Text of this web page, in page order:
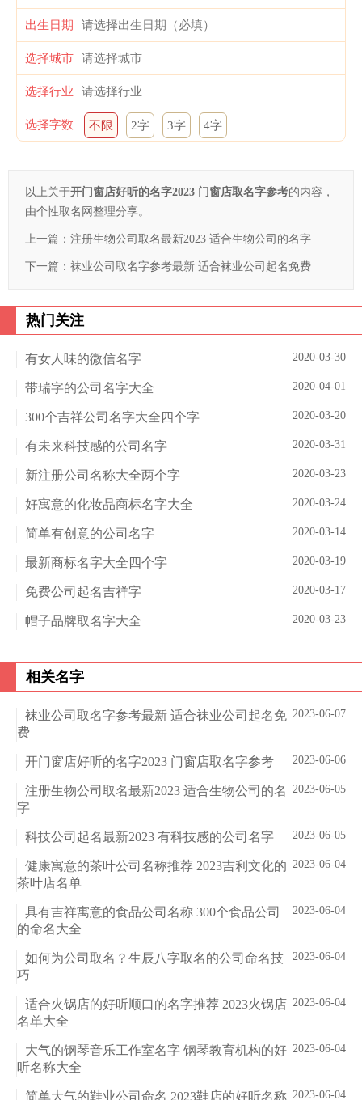
出生日期
选择城市
选择行业
选择字数 不限 2字 3字 4字
以上关于开门窗店好听的名字2023 门窗店取名字参考的内容，
由个性取名网整理分享。
上一篇： 注册生物公司取名最新2023 适合生物公司的名字
下一篇： 袜业公司取名字参考最新 适合袜业公司起名免费
热门关注
2020-03-30
有女人味的微信名字
2020-04-01
带瑞字的公司名字大全
2020-03-20
300个吉祥公司名字大全四个字
2020-03-31
有未来科技感的公司名字
2020-03-23
新注册公司名称大全两个字
2020-03-24
好寓意的化妆品商标名字大全
2020-03-14
简单有创意的公司名字
2020-03-19
最新商标名字大全四个字
2020-03-17
免费公司起名吉祥字
2020-03-23
帽子品牌取名字大全
相关名字
2023-06-07
袜业公司取名字参考最新 适合袜业公司起名免
费
2023-06-06
开门窗店好听的名字2023 门窗店取名字参考
2023-06-05
注册生物公司取名最新2023 适合生物公司的名
字
2023-06-05
科技公司起名最新2023 有科技感的公司名字
2023-06-04
健康寓意的茶叶公司名称推荐 2023吉利文化的
茶叶店名单
2023-06-04
具有吉祥寓意的食品公司名称 300个食品公司
的命名大全
2023-06-04
如何为公司取名？生辰八字取名的公司命名技
巧
2023-06-04
适合火锅店的好听顺口的名字推荐 2023火锅店
名单大全
2023-06-04
大气的钢琴音乐工作室名字 钢琴教育机构的好
听名称大全
2023-06-04
简单大气的鞋业公司命名 2023鞋店的好听名称